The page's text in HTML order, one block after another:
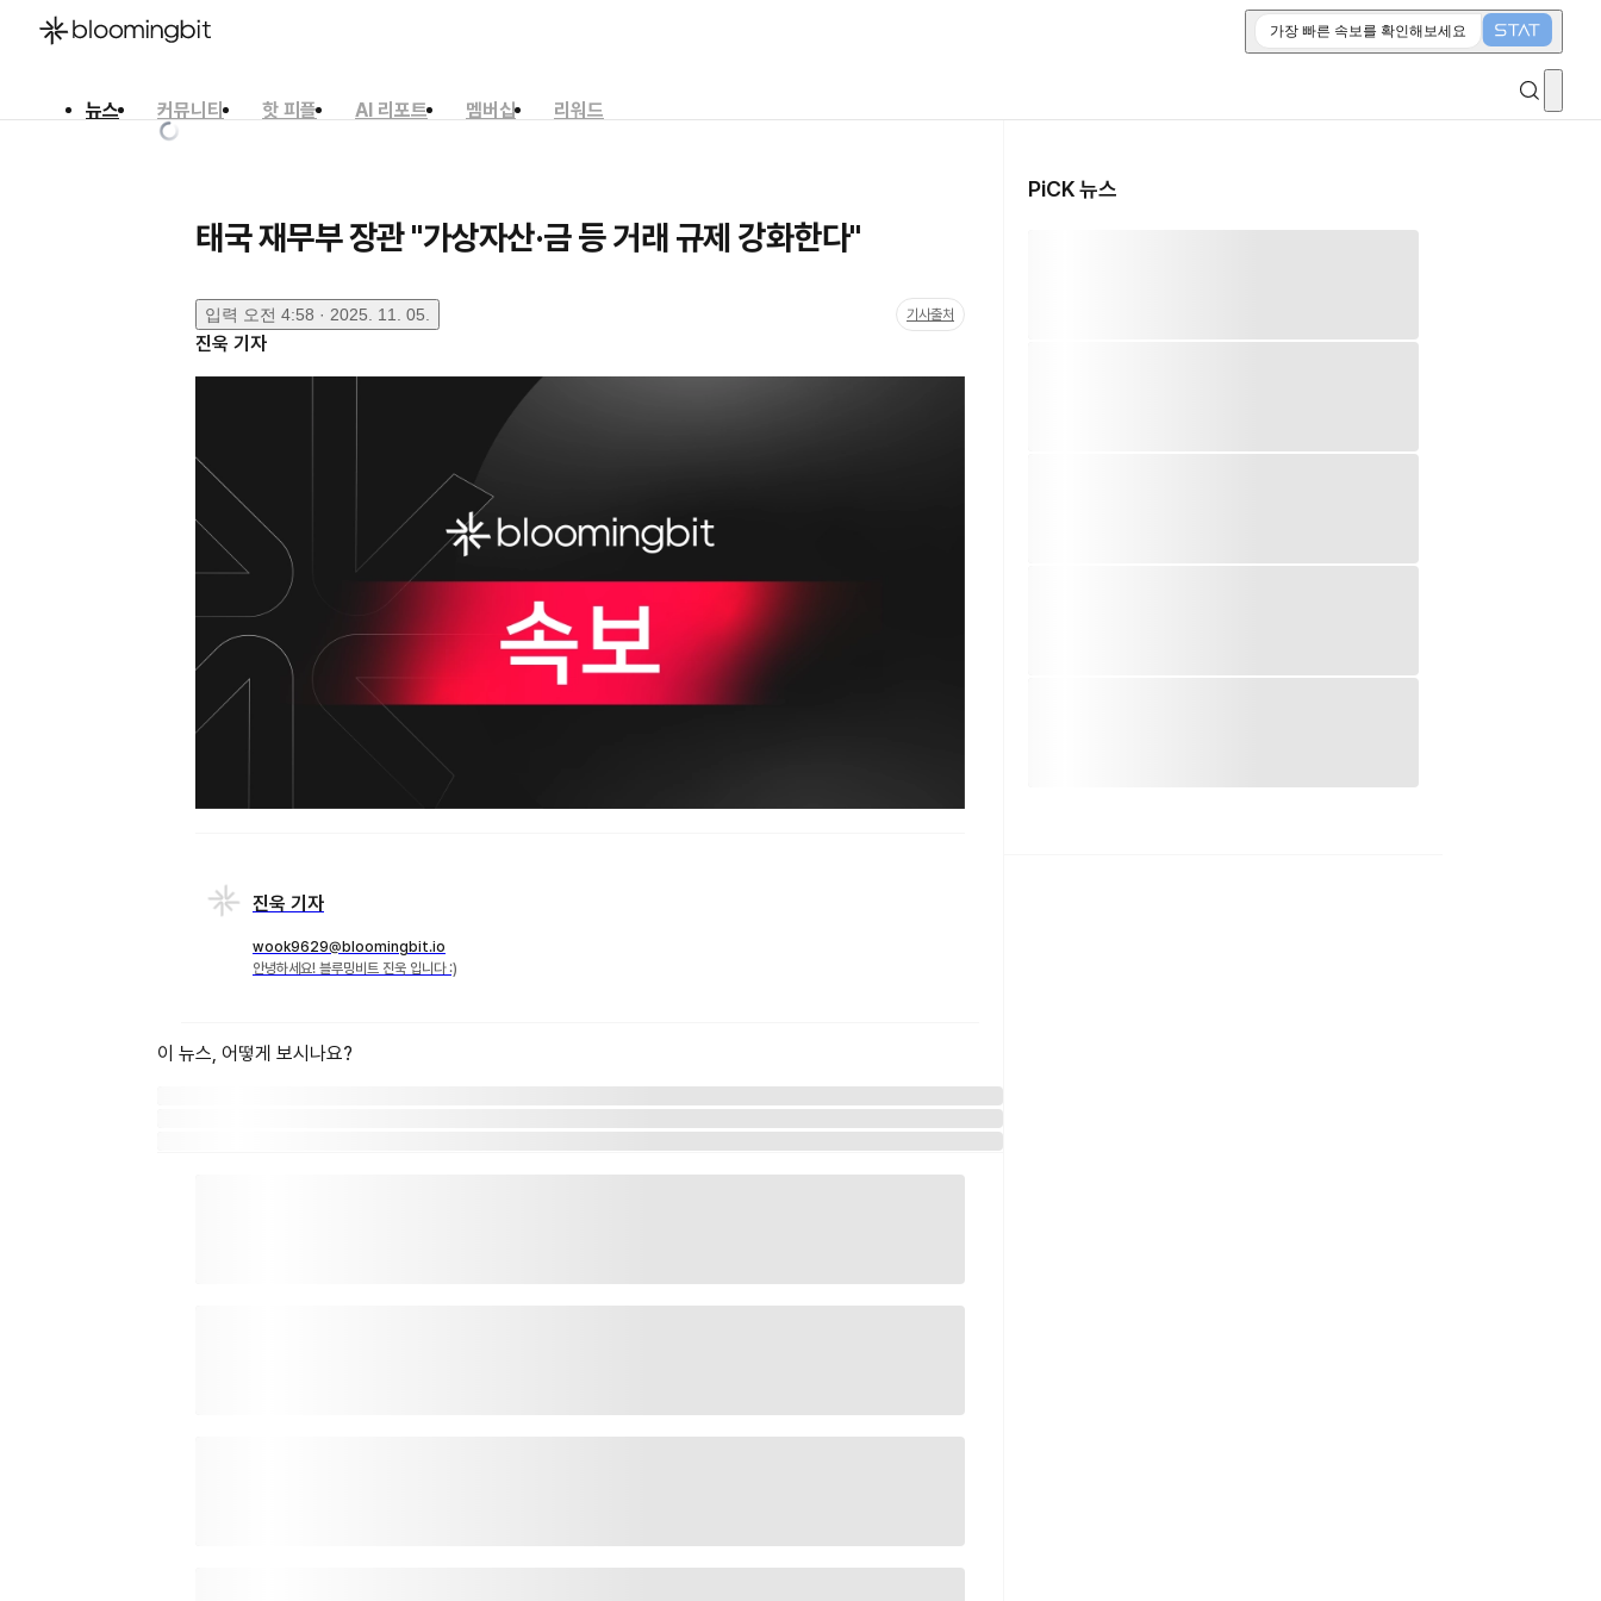
가장 빠른 속보를 확인해보세요
뉴스 커뮤니티 핫 피플 AI 리포트 멤버십
리워드
태국 재무부 장관 "가상자산·금 등 거래 규제 강화한다"
입력 오전 4:58 · 2025. 11. 05. 기사출처
진욱 기자
진욱 기자
wook9629@bloomingbit.io
안녕하세요! 블루밍비트 진욱 입니다 :)
이 뉴스, 어떻게 보시나요?
PiCK 뉴스